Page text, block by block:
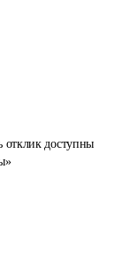
отклик доступны